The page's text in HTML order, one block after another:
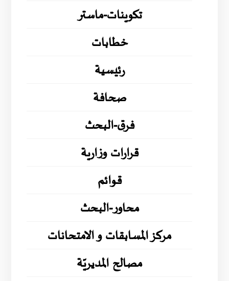
تكوينات-ماستر
خطابات
رئيسية
صحافة
فرق-البحث
قرارات وزارية
قوائم
محاور-البحث
مركز المسابقات و الامتحانات
مصالح المديريّة